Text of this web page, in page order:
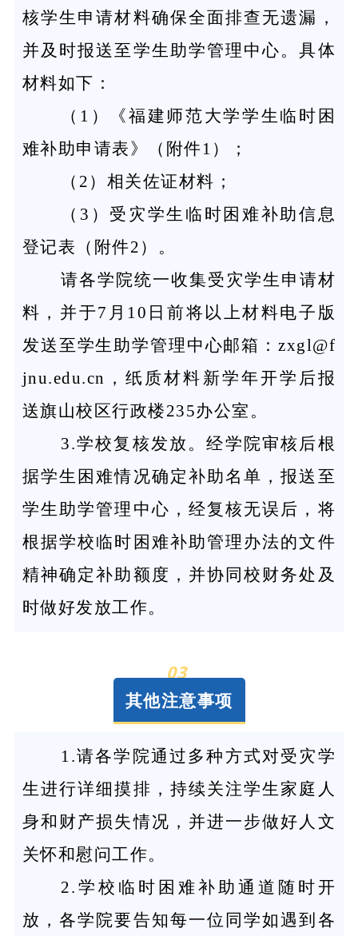
核学生申请材料确保全面排查无遗漏，
并及时报送至学生助学管理中心。具体
材料如下：
（1）《福建师范大学学生临时困
难补助申请表》（附件1）；
（2）相关佐证材料；
（3）受灾学生临时困难补助信息
登记表（附件2）。
请各学院统一收集受灾学生申请材
料，并于7月10日前将以上材料电子版
发送至学生助学管理中心邮箱：zxgl@f
jnu.edu.cn，纸质材料新学年开学后报
送旗山校区行政楼235办公室。
3.学校复核发放。经学院审核后根
据学生困难情况确定补助名单，报送至
学生助学管理中心，经复核无误后，将
根据学校临时困难补助管理办法的文件
精神确定补助额度，并协同校财务处及
时做好发放工作。
03
其他注意事项
1.请各学院通过多种方式对受灾学
生进行详细摸排，持续关注学生家庭人
身和财产损失情况，并进一步做好人文
关怀和慰问工作。
2.学校临时困难补助通道随时开
放，各学院要告知每一位同学如遇到各